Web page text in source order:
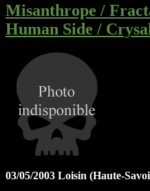
Misanthrope /
Human Side /
03/05/2003 Loisin (Haute-